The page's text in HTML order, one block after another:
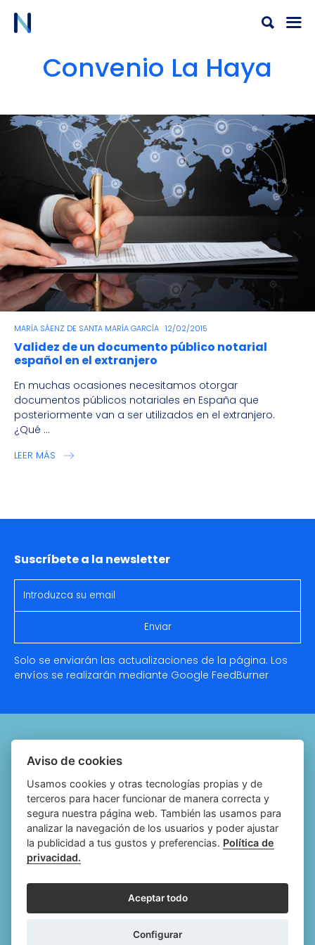
Convenio La Haya
MARÍA SÁENZ DE SANTA MARÍA GARCÍA 12/02/2015
Validez de un documento público notarial
español en el extranjero
En muchas ocasiones necesitamos otorgar
documentos públicos notariales en España que
posteriormente van a ser utilizados en el extranjero.
¿Qué ...
LEER MÁS
Suscríbete a la newsletter
Solo se enviarán las actualizaciones de la página. Los
envíos se realizarán mediante Google FeedBurner
Política de cookies
Política de privacidad
Aviso legal
Configurar cookies
Aviso de cookies
Usamos cookies y otras tecnologías propias y de
terceros para hacer funcionar de manera correcta y
segura nuestra página web. También las usamos para
analizar la navegación de los usuarios y poder ajustar
la publicidad a tus gustos y preferencias. Política de
privacidad.
Aceptar todo
Configurar